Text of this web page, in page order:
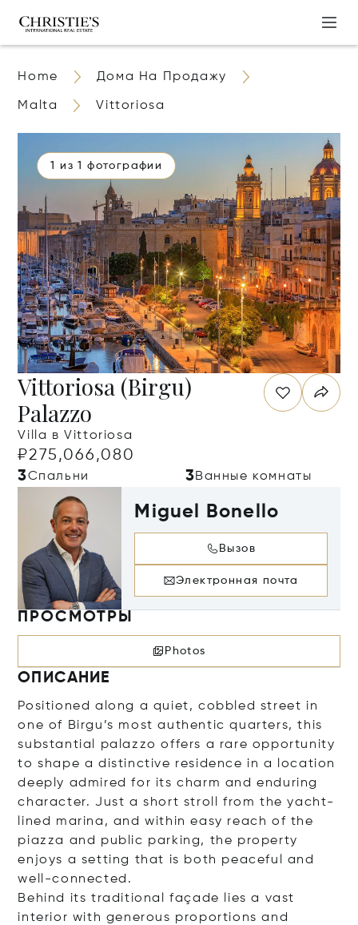
Home Дома На Продажу
Malta Vittoriosa
1 из 1 фотографии
Vittoriosa (Birgu)
Palazzo
Villa в Vittoriosa
₽275,066,080
3Спальни 3Ванные комнаты
Miguel Bonello
Вызов
Электронная почта
ПРОСМОТРЫ
Photos
ОПИСАНИЕ
Positioned along a quiet, cobbled street in
one of Birgu’s most authentic quarters, this
substantial palazzo offers a rare opportunity
to shape a distinctive residence in a location
deeply admired for its charm and enduring
character. Just a short stroll from the yacht-
lined marina, and within easy reach of the
piazza and public parking, the property
enjoys a setting that is both peaceful and
well-connected.
Behind its traditional façade lies a vast
interior with generous proportions and